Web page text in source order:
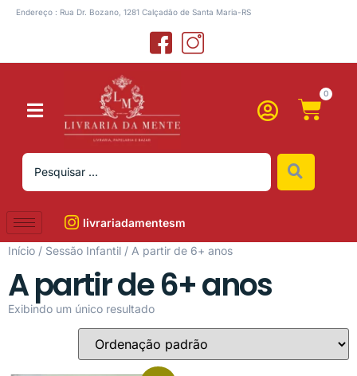
Endereço : Rua Dr. Bozano, 1281 Calçadão de Santa Maria-RS
0
livrariadamentesm
Início / Sessão Infantil / A partir de 6+ anos
A partir de 6+ anos
Exibindo um único resultado